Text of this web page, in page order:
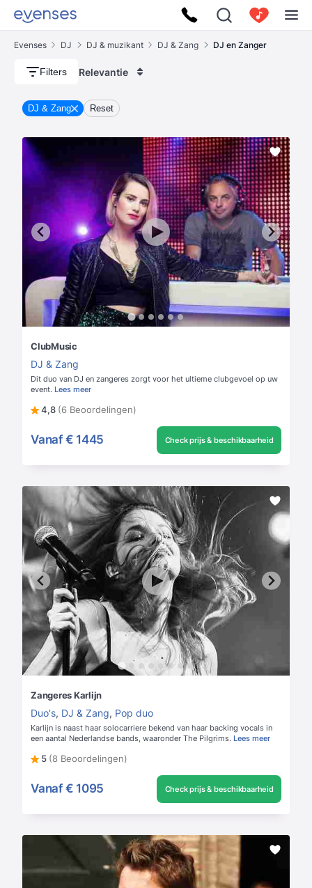
Evenses DJ DJ & muzikant DJ & Zang DJ en Zanger
Filters Relevantie
DJ & Zang Reset
ClubMusic
DJ & Zang
Dit duo van DJ en zangeres zorgt voor het ultieme clubgevoel op uw
event. Lees meer
4,8 (6 Beoordelingen)
Vanaf € 1445 Check prijs & beschikbaarheid
Zangeres Karlijn
Duo's, DJ & Zang, Pop duo
Karlijn is naast haar solocarriere bekend van haar backing vocals in
een aantal Nederlandse bands, waaronder The Pilgrims. Lees meer
5 (8 Beoordelingen)
Vanaf € 1095 Check prijs & beschikbaarheid